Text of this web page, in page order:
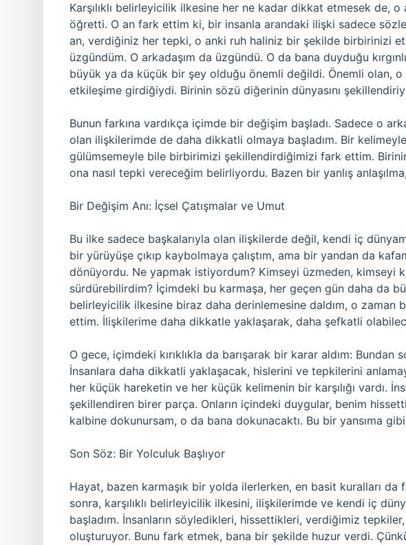
Karşılıklı belirleyicilik ilkesine her ne kadar dikkat etmesek de, o
öğretti. O an fark ettim ki, bir insanla arandaki ilişki sadece
an, verdiğiniz her tepki, o anki ruh haliniz bir şekilde birbirinizi
üzgündüm. O arkadaşım da üzgündü. O da bana duyduğu
büyük ya da küçük bir şey olduğu önemli değildi. Önemli olan, o
etkileşime girdiğiydi. Birinin sözü diğerinin dünyasını
Bunun farkına vardıkça içimde bir değişim başladı. Sadece o
olan ilişkilerimde de daha dikkatli olmaya başladım. Bir
gülümsemeyle bile birbirimizi şekillendirdiğimizi fark ettim.
ona nasıl tepki vereceğim belirliyordu. Bazen bir yanlış
Bir Değişim Anı: İçsel Çatışmalar ve Umut
Bu ilke sadece başkalarıyla olan ilişkilerde değil, kendi iç
bir yürüyüşe çıkıp kaybolmaya çalıştım, ama bir yandan da
dönüyordu. Ne yapmak istiyordum? Kimseyi üzmeden, kimseyi
sürdürebilirdim? İçimdeki bu karmaşa, her geçen gün daha da
belirleyicilik ilkesine biraz daha derinlemesine daldım, o zaman
ettim. İlişkilerime daha dikkatle yaklaşarak, daha şefkatli
O gece, içimdeki kırıklıkla da barışarak bir karar aldım: Bundan
İnsanlara daha dikkatli yaklaşacak, hislerini ve tepkilerini
her küçük hareketin ve her küçük kelimenin bir karşılığı vardı.
şekillendiren birer parça. Onların içindeki duygular, benim
kalbine dokunursam, o da bana dokunacaktı. Bu bir yansıma
Son Söz: Bir Yolculuk Başlıyor
Hayat, bazen karmaşık bir yolda ilerlerken, en basit kuralları da
sonra, karşılıklı belirleyicilik ilkesini, ilişkilerimde ve kendi iç
başladım. İnsanların söyledikleri, hissettikleri, verdiğimiz
oluşturuyor. Bunu fark etmek, bana bir şekilde huzur verdi.